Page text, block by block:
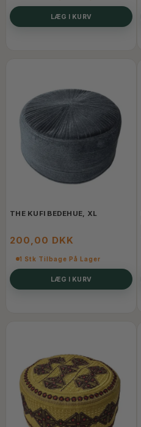
LÆG I KURV
THE KUFI BEDEHUE, XL
200,00 DKK
1 Stk Tilbage På Lager
LÆG I KURV